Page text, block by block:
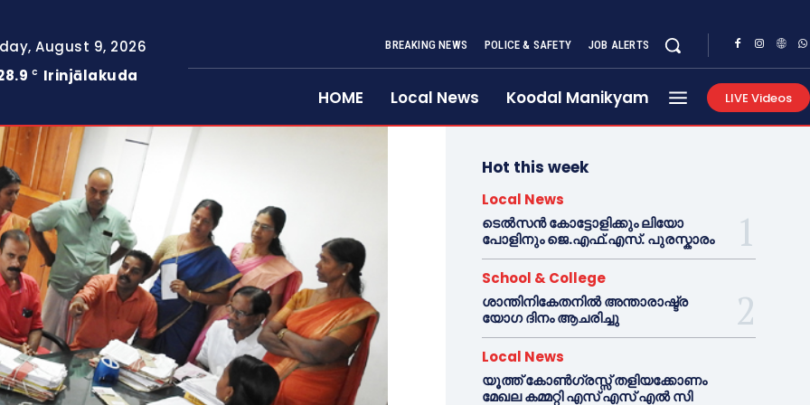
August 9, 2026
C Irinjālakuda
BREAKING NEWS POLICE & SAFETY JOB ALERTS
HOME Local News Koodal Manikyam LIVE Videos
Hot this week
Local News
ടെൽസൻ കോട്ടോളിക്കും ലിയോ
പോളിനും ജെ.എഫ്.എസ്. പുരസ്കാരം
School & College
ശാന്തിനികേതനിൽ അന്താരാഷ്ട്ര
യോഗ ദിനം ആചരിച്ചു
Local News
യൂത്ത് കോൺഗ്രസ്സ് തളിയക്കോണം
മേഖല കമ്മറ്റി എസ് എസ് എൽ സി